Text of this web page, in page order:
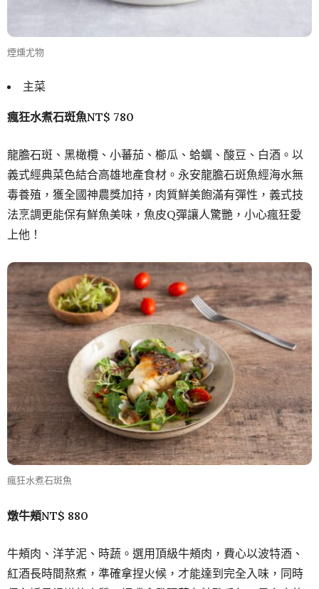
煙燻尤物
主菜
瘋狂水煮石斑魚NT$ 780
龍膽石斑、黑橄欖、小蕃茄、櫛瓜、蛤蠣、酸豆、白酒。以
義式經典菜色結合高雄地產食材。永安龍膽石斑魚經海水無
毒養殖，獲全國神農獎加持，肉質鮮美飽滿有彈性，義式技
法烹調更能保有鮮魚美味，魚皮Q彈讓人驚艷，小心瘋狂愛
上他！
瘋狂水煮石斑魚
燉牛頰NT$ 880
牛頰肉、洋芋泥、時蔬。選用頂級牛頰肉，費心以波特酒、
紅酒長時間熬煮，準確拿捏火候，才能達到完全入味，同時